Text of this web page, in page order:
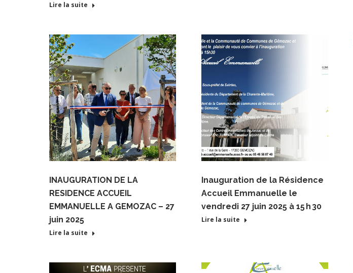
Lire la suite
INAUGURATION DE LA
RESIDENCE ACCUEIL
EMMANUELLE A GEMOZAC – 27
juin 2025
Lire la suite
Inauguration de la Résidence
Accueil Emmanuelle le
vendredi 27 juin 2025 à 15 h 30
Lire la suite